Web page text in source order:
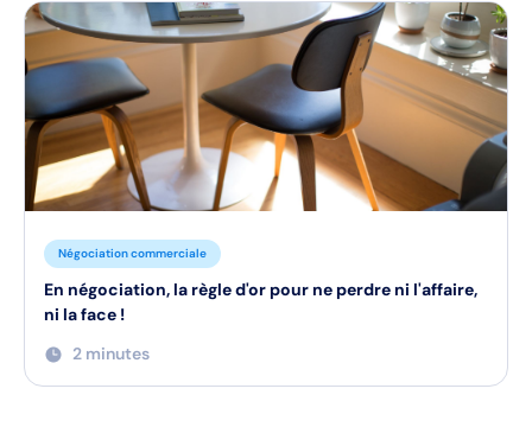
Négociation commerciale
En négociation, la règle d'or pour ne perdre ni l'affaire,
ni la face !
2 minutes